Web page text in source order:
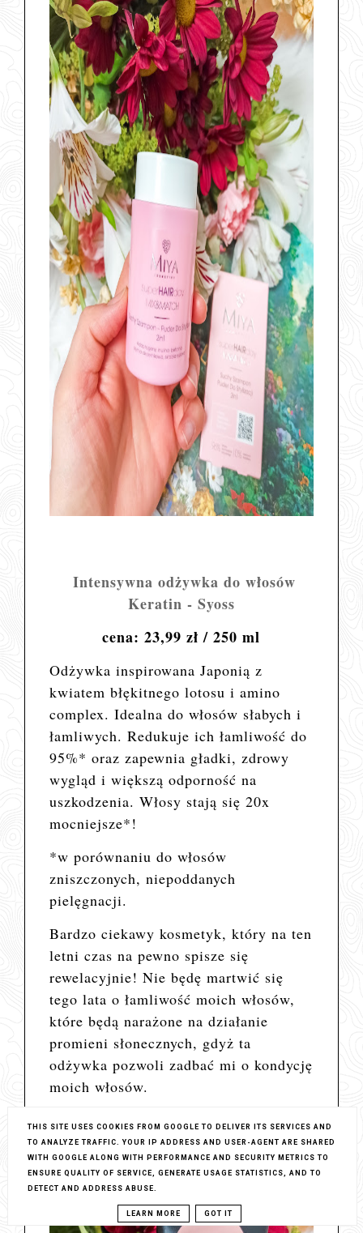
Intensywna odżywka do włosów
Keratin - Syoss
cena: 23,99 zł / 250 ml
Odżywka inspirowana Japonią z
kwiatem błękitnego lotosu i amino
complex. Idealna do włosów słabych i
łamliwych. Redukuje ich łamliwość do
95%* oraz zapewnia gładki, zdrowy
wygląd i większą odporność na
uszkodzenia. Włosy stają się 20x
mocniejsze*!
*w porównaniu do włosów
zniszczonych, niepoddanych
pielęgnacji.
Bardzo ciekawy kosmetyk, który na ten
letni czas na pewno spisze się
rewelacyjnie! Nie będę martwić się
tego lata o łamliwość moich włosów,
które będą narażone na działanie
promieni słonecznych, gdyż ta
odżywka pozwoli zadbać mi o kondycję
moich włosów.
THIS SITE USES COOKIES FROM GOOGLE TO DELIVER ITS SERVICES AND
TO ANALYZE TRAFFIC. YOUR IP ADDRESS AND USER-AGENT ARE SHARED
WITH GOOGLE ALONG WITH PERFORMANCE AND SECURITY METRICS TO
ENSURE QUALITY OF SERVICE, GENERATE USAGE STATISTICS, AND TO
DETECT AND ADDRESS ABUSE.
LEARN MORE GOT IT